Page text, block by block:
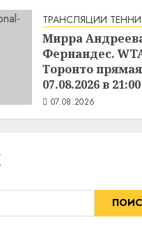
ТРАНСЛЯЦИИ
Мирра
Фернандес.
Торонто
07.08.2026 в 21:00
07.08.2026